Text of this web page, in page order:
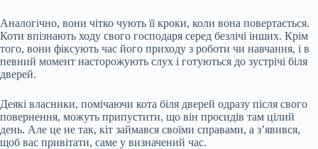
Аналогічно, вони чітко чують її кроки, коли вона повертається.
Коти впізнають ходу свого господаря серед безлічі інших. Крім
того, вони фіксують час його приходу з роботи чи навчання, і в
певний момент насторожують слух і готуються до зустрічі біля
дверей.
Деякі власники, помічаючи кота біля дверей одразу після свого
повернення, можуть припустити, що він просидів там цілий
день. Але це не так, кіт займався своїми справами, а з’явився,
щоб вас привітати, саме у визначений час.